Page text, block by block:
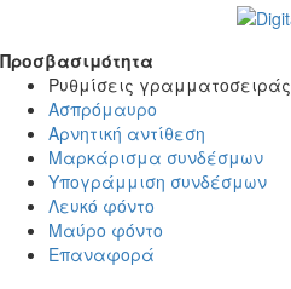
Προσβασιμότητα
Προσβασιμότητα
Ρυθμίσεις γραμματοσειράς
Ασπρόμαυρο
Αρνητική αντίθεση
Μαρκάρισμα συνδέσμων
Υπογράμμιση συνδέσμων
Λευκό φόντο
Μαύρο φόντο
Επαναφορά